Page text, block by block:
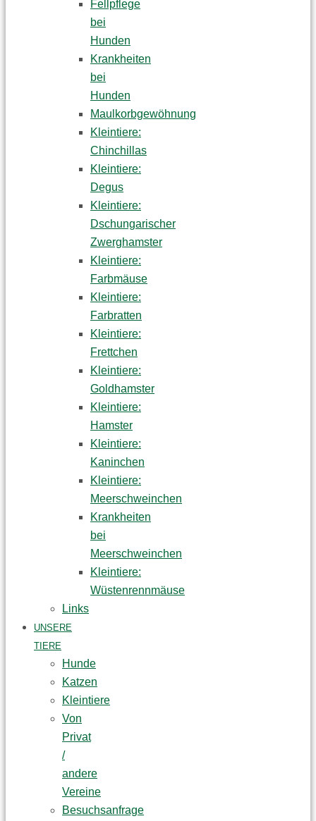
Fellpflege
bei
Hunden
Krankheiten
bei
Hunden
Maulkorbgewöhnung
Kleintiere:
Chinchillas
Kleintiere:
Degus
Kleintiere:
Dschungarischer
Zwerghamster
Kleintiere:
Farbmäuse
Kleintiere:
Farbratten
Kleintiere:
Frettchen
Kleintiere:
Goldhamster
Kleintiere:
Hamster
Kleintiere:
Kaninchen
Kleintiere:
Meerschweinchen
Krankheiten
bei
Meerschweinchen
Kleintiere:
Wüstenrennmäuse
Links
UNSERE
TIERE
Hunde
Katzen
Kleintiere
Von
Privat
/
andere
Vereine
Besuchsanfrage